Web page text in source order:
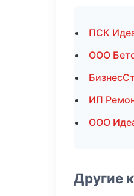
ПСК
ООО
ИП
ООО
Другие